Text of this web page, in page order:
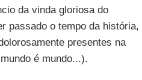
da vinda gloriosa do
passado o tempo da história,
presentes na
é mundo...).